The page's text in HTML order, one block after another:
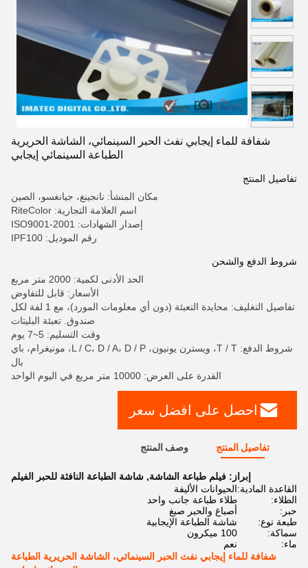
شفافة للماء إيجابي نفث الحبر السينمائي، الشاشة الحريرية
الطباعة السينمائي إيجابي
تفاصيل المنتج
مكان المنشأ: نانجينغ، جيانغسو، الصين
اسم العلامة التجارية: RiteColor
إصدار الشهادات: ISO9001-2001
رقم الموديل: IPF100
شروط الدفع والشحن
الحد الأدنى لكمية: 2000 متر مربع
الأسعار: قابل للتفاوض
تفاصيل التغليف: محايدة التعبئة (دون أي معلومات المورد)، مع 1 لفة لكل
صندوق. تعبئة البليتات
وقت التسليم: 5~7 يوم
شروط الدفع: T / T، ويسترن يونيون، L / C، D / A، D / P، مونيغرام، باي
بال
القدرة على العرض: 10000 متر مربع في اليوم الواحد
احصل على افضل سعر
تفاصيل المنتج وصف المنتج
إبراز: فيلم طباعة الشاشة, شاشة الطباعة النافثة للحبر الفيلم
القاعدة المادية:الحيوانات الأليفة
الطلاء:
طلاء طباعة جانب واحد
حبر:
أصباغ والحبر صبغ
طبعة نوع:
شاشة الطباعة الإيجابية
سماكة:
100 ميكرون
ماء:
نعم
شفافة للماء إيجابي نفث الحبر السينمائي، الشاشة الحريرية الطباعة